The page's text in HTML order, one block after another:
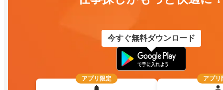
今すぐ無料ダウンロード
アプリ限定 アプリ